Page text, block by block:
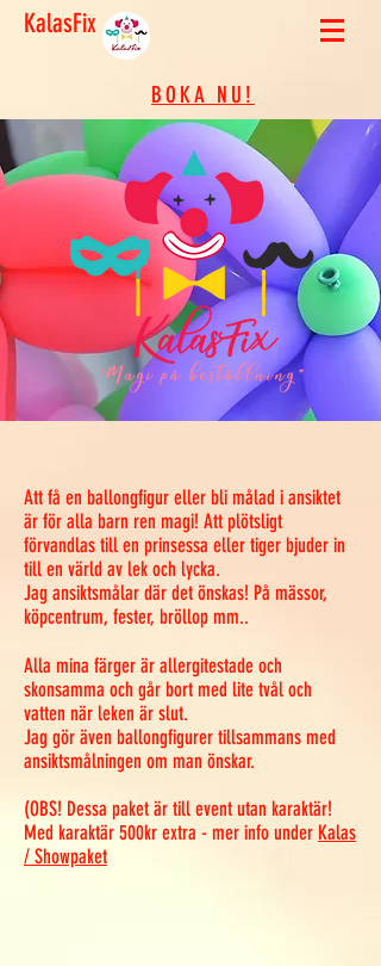
KalasFix
BOKA NU!
Att få en ballongfigur eller bli målad i ansiktet
är för alla barn ren magi! Att plötsligt
förvandlas till en prinsessa eller tiger bjuder in
till en värld av lek och lycka.
Jag ansiktsmålar där det önskas! På mässor,
köpcentrum, fester, bröllop mm..
Alla mina färger är allergitestade och
skonsamma och går bort med lite tvål och
vatten när leken är slut.
Jag gör även ballongfigurer tillsammans med
ansiktsmålningen om man önskar.
(OBS! Dessa paket är till event utan karaktär!
Med karaktär 500kr extra - mer info under Kalas
/ Showpaket